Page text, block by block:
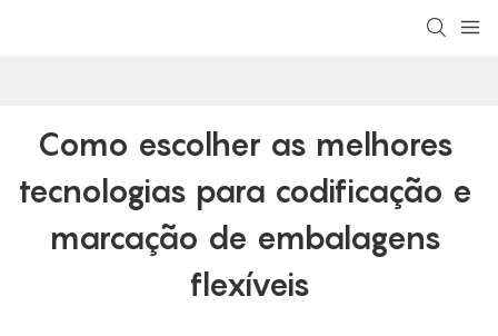
Como escolher as melhores
tecnologias para codificação e
marcação de embalagens
flexíveis